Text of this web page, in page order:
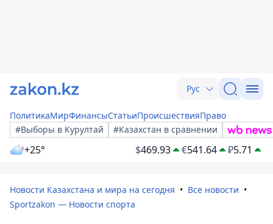
Рус
ПолитикаМирФинансыСтатьиПроисшествияПраво
#Выборы в Курултай
#Казахстан в сравнении
+25° $469.93 €541.64 ₽5.71
Новости Казахстана и мира на сегодня
Все новости
Sportzakon — Новости спорта